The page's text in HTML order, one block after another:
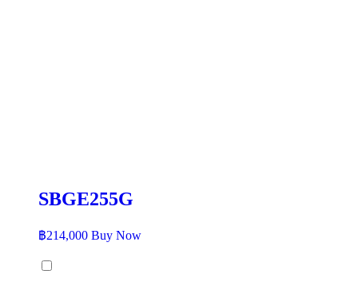
SBGE255G
฿214,000 Buy Now